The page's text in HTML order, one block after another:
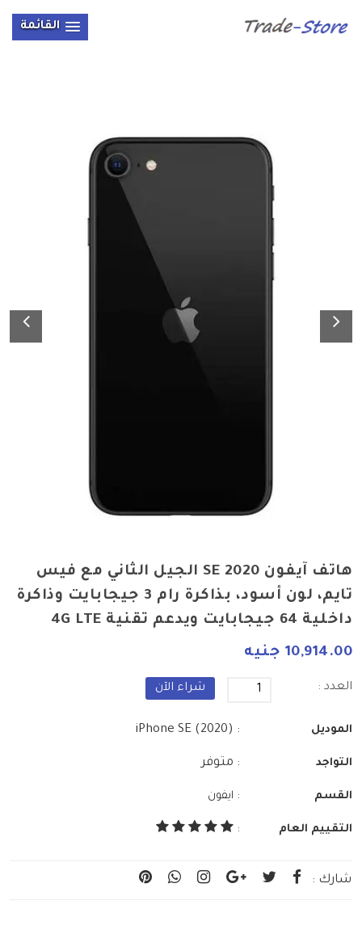
القائمة
هاتف آيفون SE 2020 الجيل الثاني مع فيس
تايم، لون أسود، بذاكرة رام 3 جيجابايت وذاكرة
داخلية 64 جيجابايت ويدعم تقنية 4G LTE
10,914.00 جنيه
العدد : شراء الآن
الموديل : iPhone SE (2020)
التواجد : متوفر
القسم : ايفون
التقييم العام :
شارك :